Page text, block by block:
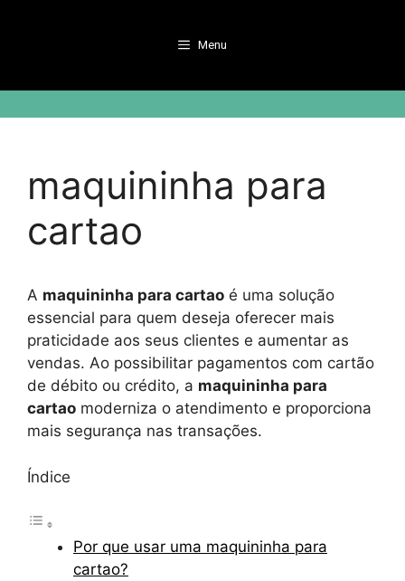
Menu
maquininha para
cartao
A maquininha para cartao é uma solução
essencial para quem deseja oferecer mais
praticidade aos seus clientes e aumentar as
vendas. Ao possibilitar pagamentos com cartão
de débito ou crédito, a maquininha para
cartao moderniza o atendimento e proporciona
mais segurança nas transações.
Índice
Por que usar uma maquininha para
cartao?